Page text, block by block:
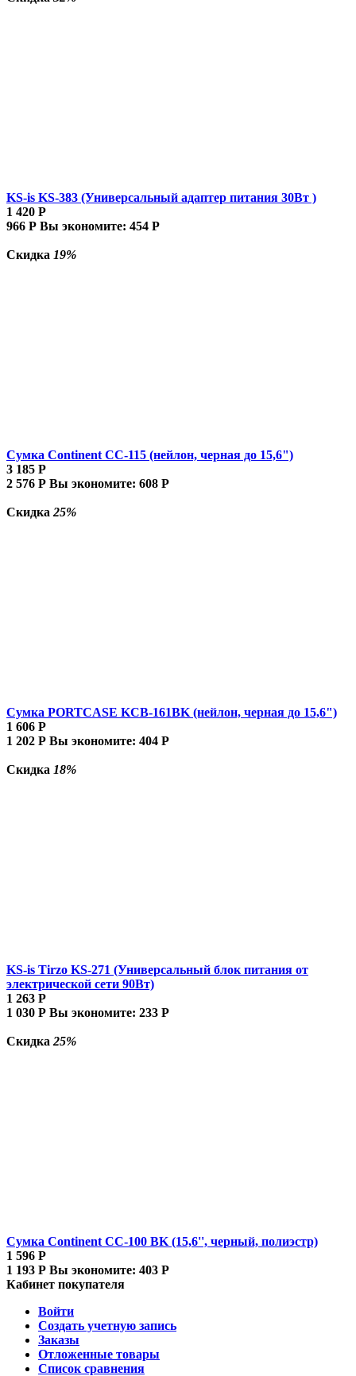
KS-is KS-383 (Универсальный адаптер питания 30Вт )
1 420 Р
966 Р Вы экономите: 454 Р
Скидка 19%
Сумка Continent CC-115 (нейлон, черная до 15,6")
3 185 Р
2 576 Р Вы экономите: 608 Р
Скидка 25%
Сумка PORTCASE KCB-161BK (нейлон, черная до 15,6")
1 606 Р
1 202 Р Вы экономите: 404 Р
Скидка 18%
KS-is Tirzo KS-271 (Универсальный блок питания от
электрической сети 90Вт)
1 263 Р
1 030 Р Вы экономите: 233 Р
Скидка 25%
Сумка Continent CC-100 BK (15,6'', черный, полиэстр)
1 596 Р
1 193 Р Вы экономите: 403 Р
Кабинет покупателя
Войти
Создать учетную запись
Заказы
Отложенные товары
Список сравнения